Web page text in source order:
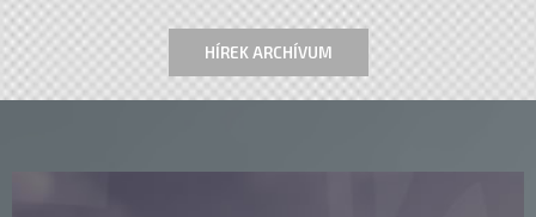
HÍREK ARCHÍVUM